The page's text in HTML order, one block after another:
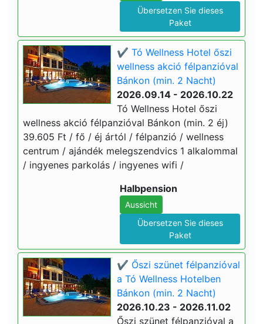
Übersetzen Sie dieses
Paket
✔️ Tó Wellness Hotel őszi
wellness akció félpanzióval
Bánkon (min. 2 Nacht)
2026.09.14 - 2026.10.22
Tó Wellness Hotel őszi
wellness akció félpanzióval Bánkon (min. 2 éj)
39.605 Ft / fő / éj ártól / félpanzió / wellness
centrum / ajándék melegszendvics 1 alkalommal
/ ingyenes parkolás / ingyenes wifi /
Halbpension
Aussicht
Übersetzen Sie dieses
Paket
✔️ Őszi szünet félpanzióval
a Tó Wellness Hotelben
Bánkon (min. 2 Nacht)
2026.10.23 - 2026.11.02
Őszi szünet félpanzióval a